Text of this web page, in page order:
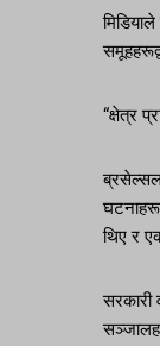
“क्षेत्र
घटनाहरू
थिए र
सरकारी